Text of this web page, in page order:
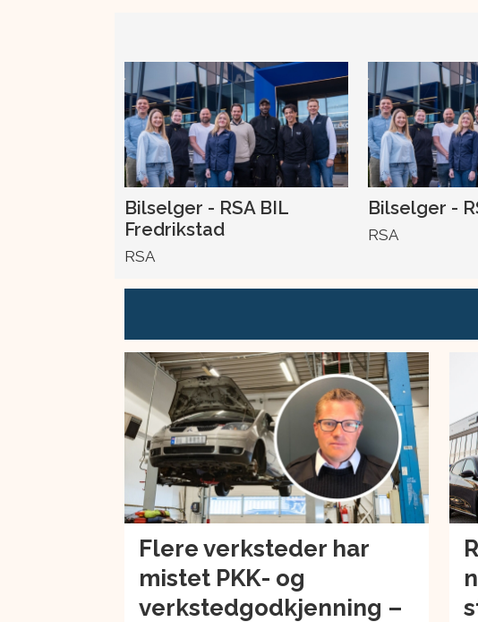
Bilselger - RSA BIL
Fredrikstad
RSA
Bilselger -
RSA
Flere verksteder har
mistet PKK- og
verkstedgodkjenning –